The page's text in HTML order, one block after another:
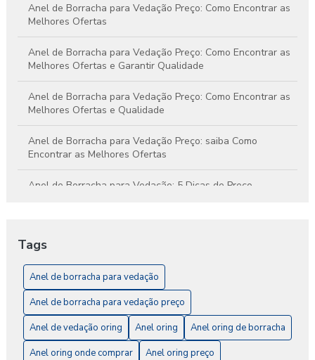
Anel de Borracha para Vedação Preço: Como Encontrar as
Melhores Ofertas
Anel de Borracha para Vedação Preço: Como Encontrar as
Melhores Ofertas e Garantir Qualidade
Anel de Borracha para Vedação Preço: Como Encontrar as
Melhores Ofertas e Qualidade
Anel de Borracha para Vedação Preço: saiba Como
Encontrar as Melhores Ofertas
Anel de Borracha para Vedação: 5 Dicas de Preço
para Seu Projeto
Anel de Borracha para Vedação: O Guia Completo
Anel de Vedação O-Ring: A Solução Ideal para
Impermeabilização e Vedação
Tags
Anel de borracha para vedação
Anel de borracha para vedação preço
Anel de vedação oring
Anel oring
Anel oring de borracha
Anel oring onde comprar
Anel oring preço